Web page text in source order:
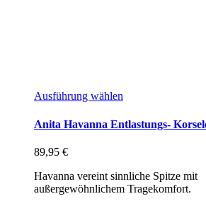
Ausführung wählen
Anita Havanna Entlastungs-
89,95 €
Havanna vereint sinnliche Spitze mit
außergewöhnlichem Tragekomfort.